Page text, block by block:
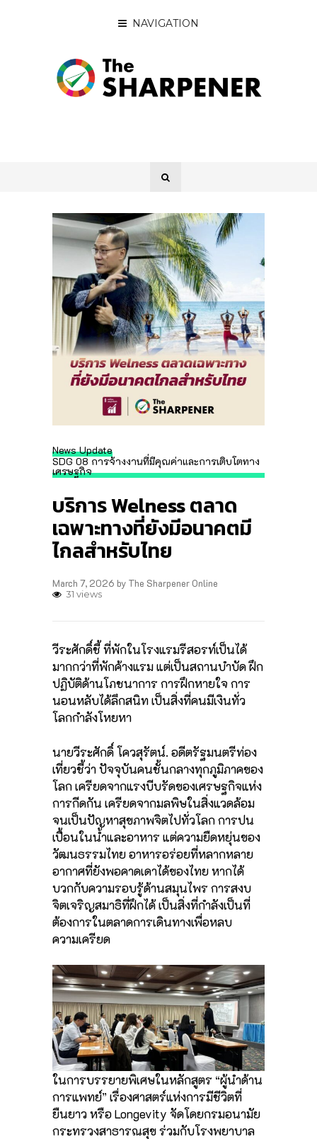
NAVIGATION
News Update
SDG 08 การจ้างงานที่มีคุณค่าและการเติบโตทาง
เศรษฐกิจ
บริการ Welness ตลาด
เฉพาะทางที่ยังมีอนาคตมี
ไกลสำหรับไทย
March 7, 2026 by The Sharpener Online
31 views
วีระศักดิ์ชี้ ที่พักในโรงแรมรีสอรท์เป็นได้
มากกว่าที่พักค้างแรม แต่เป็นสถานบำบัด ฝึก
ปฏิบัติด้านโภชนาการ การฝึกหายใจ การ
นอนหลับได้ลึกสนิท เป็นสิ่งที่คนมีเงินทั่ว
โลกกำลังโหยหา
นายวีระศักดิ์ โควสุรัตน์. อดีตรัฐมนตรีท่อง
เที่ยวชี้ว่า ปัจจุบันคนชั้นกลางทุกภูมิภาคของ
โลก เครียดจากแรงบีบรัดของเศรษฐกิจแห่ง
การกีดกัน เครียดจากมลพิษในสิ่งแวดล้อม
จนเป็นปัญหาสุขภาพจิตไปทั่วโลก การปน
เปื้อนในน้ำและอาหาร แต่ความยืดหยุ่นของ
วัฒนธรรมไทย อาหารอร่อยที่หลากหลาย
อากาศที่ยังพอคาดเดาได้ของไทย หากได้
บวกกับความรอบรู้ด้านสมุนไพร การสงบ
จิตเจริญสมาธิที่ฝึกได้ เป็นสิ่งที่กำลังเป็นที่
ต้องการในตลาดการเดินทางเพื่อหลบ
ความเครียด
ในการบรรยายพิเศษในหลักสูตร “ผู้นำด้าน
การแพทย์” เรื่องศาสตร์แห่งการมีชีวิตที่
ยืนยาว หรือ Longevity จัดโดยกรมอนามัย
กระทรวงสาธารณสุข ร่วมกับโรงพยาบาล